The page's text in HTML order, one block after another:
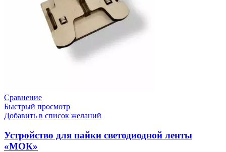
Сравнение
Быстрый просмотр
Добавить в список желаний
Устройство для пайки светодиодной ленты
«МОК»